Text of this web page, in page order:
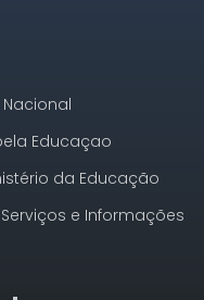
Educaçao
da Educação
Serviços e Informações